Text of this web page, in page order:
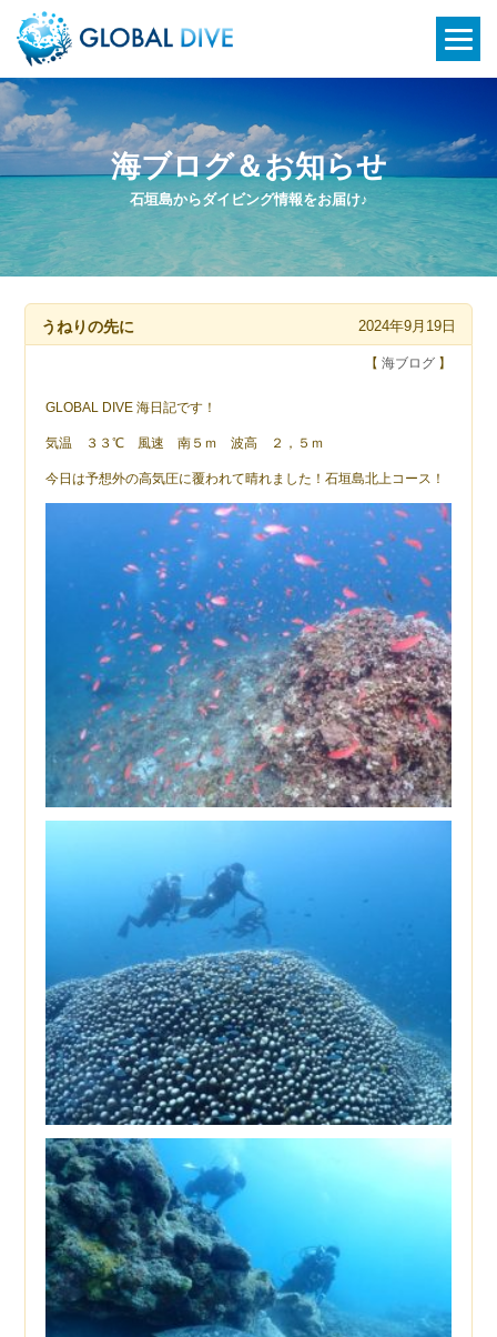
石垣島からダイビング情報をお届け♪
海ブログ＆お知らせ
うねりの先に 2024年9月19日
【 海ブログ】
GLOBAL DIVE 海日記です！
気温 ３３℃ 風速 南５ｍ 波高 ２，５ｍ
今日は予想外の高気圧に覆われて晴れました！石垣島北上コース！